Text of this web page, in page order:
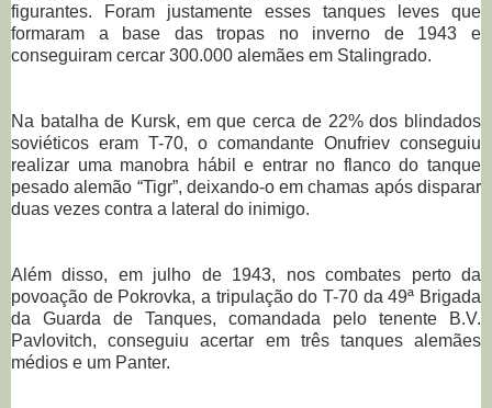
figurantes. Foram justamente esses tanques leves que
formaram a base das tropas no inverno de 1943 e
conseguiram cercar 300.000 alemães em Stalingrado.
Na batalha de Kursk, em que cerca de 22% dos blindados
soviéticos eram T-70, o comandante Onufriev conseguiu
realizar uma manobra hábil e entrar no flanco do tanque
pesado alemão “Tigr”, deixando-o em chamas após disparar
duas vezes contra a lateral do inimigo.
Além disso, em julho de 1943, nos combates perto da
povoação de Pokrovka, a tripulação do T-70 da 49ª Brigada
da Guarda de Tanques, comandada pelo tenente B.V.
Pavlovitch, conseguiu acertar em três tanques alemães
médios e um Panter.